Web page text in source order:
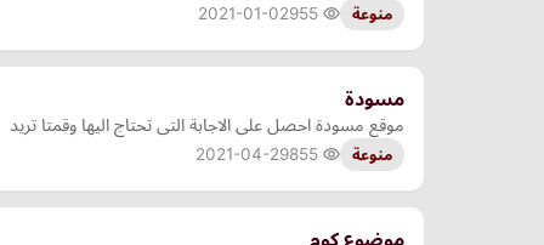
منوعة 2021-01-02
مسودة
موقع مسودة احصل على الاجابة التى تحتاج اليها وقمتا تريد
منوعة 2021-04-29
موضوع كوم